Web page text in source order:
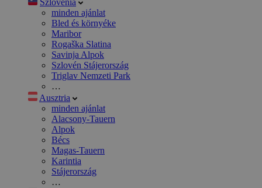
Szlovénia
minden ajánlat
Bled és környéke
Maribor
Rogaška Slatina
Savinja Alpok
Szlovén Stájerország
Triglav Nemzeti Park
…
Ausztria
minden ajánlat
Alacsony-Tauern
Alpok
Bécs
Magas-Tauern
Karintia
Stájerország
…